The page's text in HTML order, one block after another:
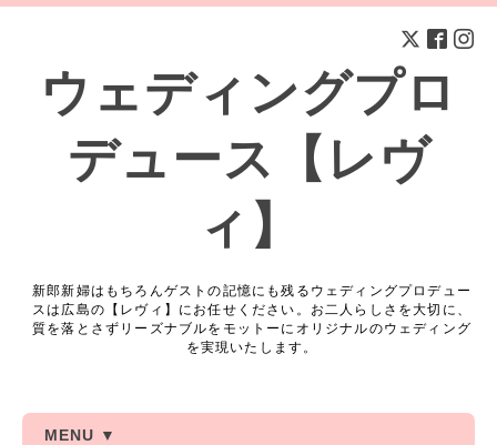
ウェディングプロ
デュース【レヴ
ィ】
新郎新婦はもちろんゲストの記憶にも残るウェディングプロデュー
スは広島の【レヴィ】にお任せください。お二人らしさを大切に、
質を落とさずリーズナブルをモットーにオリジナルのウェディング
を実現いたします。
MENU ▼